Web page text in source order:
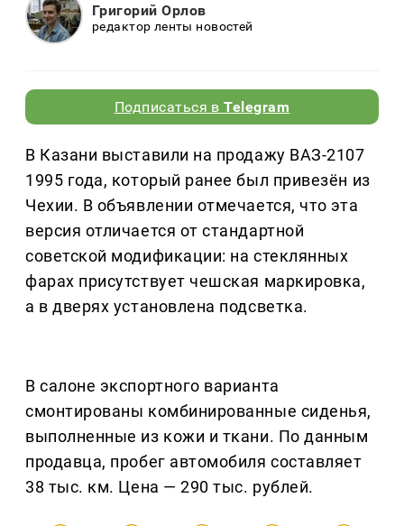
Григорий Орлов
редактор ленты новостей
Подписаться вTelegram
В Казани выставили на продажу ВАЗ-2107
1995 года, который ранее был привезён из
Чехии. В объявлении отмечается, что эта
версия отличается от стандартной
советской модификации: на стеклянных
фарах присутствует чешская маркировка,
а в дверях установлена подсветка.
В салоне экспортного варианта
смонтированы комбинированные сиденья,
выполненные из кожи и ткани. По данным
продавца, пробег автомобиля составляет
38 тыс. км. Цена — 290 тыс. рублей.